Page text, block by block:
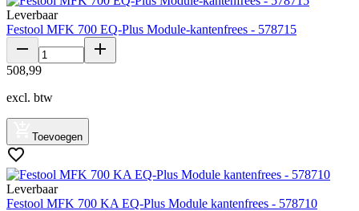
Leverbaar
Festool MFK 700 EQ-Plus Module-kantenfrees - 578715
508,99
excl. btw
Toevoegen
Leverbaar
Festool MFK 700 KA EQ-Plus Module kantenfrees - 578710